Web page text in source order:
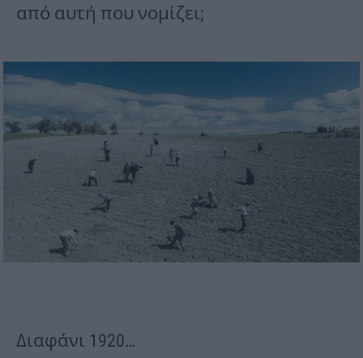
από αυτή που νομίζει;
Διαφάνι 1920…